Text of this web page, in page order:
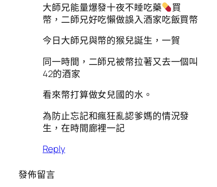
大師兄能量爆發十夜不睡吃藥
買
幣，二師兄好吃懶做誤入酒家吃飯買幣
今日大師兄與幣的猴兒誕生，一賀
同一時間，二師兄被幣拉著又去一個叫
42的酒家
看來幣打算做女兒國的水。
為防止忘記和瘋狂亂認爹媽的情況發
生，在時間廊裡一記
Reply
發佈留言